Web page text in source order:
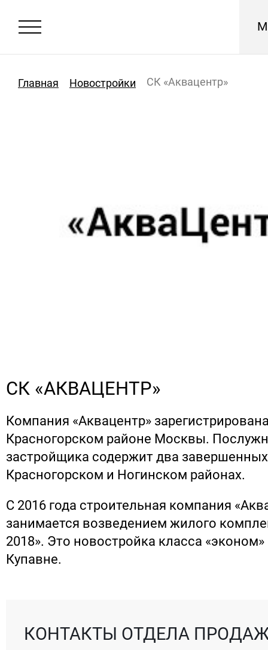
Главная Новостройки СК «Аквацентр»
СК «АКВАЦЕНТР»
Компания «Аквацентр»
Красногорском районе Москвы.
застройщика содержит два
Красногорском и Ногинском районах.
С 2016 года строительная компания
занимается возведением жилого
2018». Это новостройка класса
Купавне.
КОНТАКТЫ ОТДЕЛА